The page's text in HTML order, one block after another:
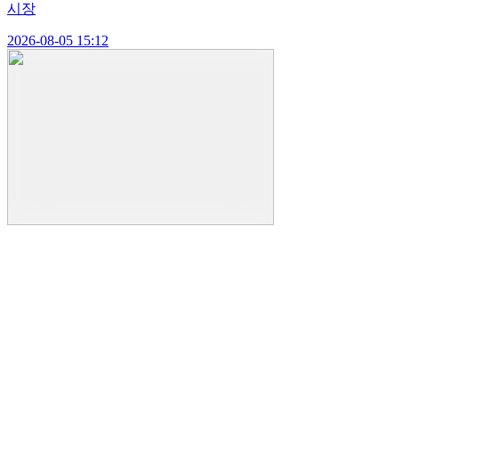
시장
2026-08-05 15:12